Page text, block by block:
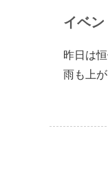
イベン
昨日は
雨も上